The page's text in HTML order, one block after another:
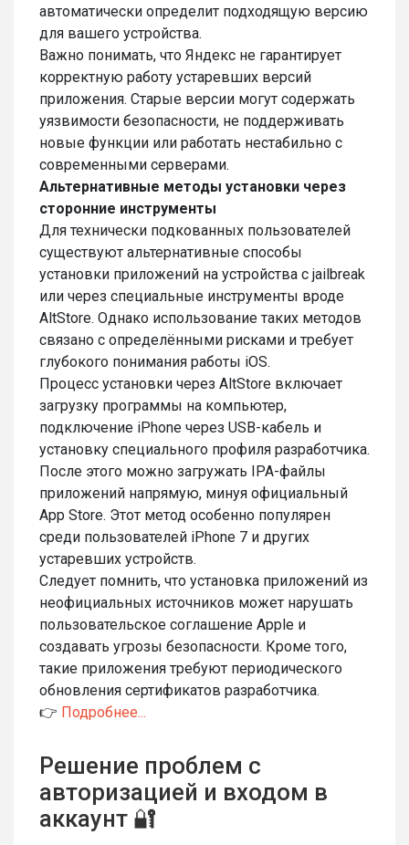
автоматически определит подходящую версию
для вашего устройства.
Важно понимать, что Яндекс не гарантирует
корректную работу устаревших версий
приложения. Старые версии могут содержать
уязвимости безопасности, не поддерживать
новые функции или работать нестабильно с
современными серверами.
Альтернативные методы установки через
сторонние инструменты
Для технически подкованных пользователей
существуют альтернативные способы
установки приложений на устройства с jailbreak
или через специальные инструменты вроде
AltStore. Однако использование таких методов
связано с определёнными рисками и требует
глубокого понимания работы iOS.
Процесс установки через AltStore включает
загрузку программы на компьютер,
подключение iPhone через USB-кабель и
установку специального профиля разработчика.
После этого можно загружать IPA-файлы
приложений напрямую, минуя официальный
App Store. Этот метод особенно популярен
среди пользователей iPhone 7 и других
устаревших устройств.
Следует помнить, что установка приложений из
неофициальных источников может нарушать
пользовательское соглашение Apple и
создавать угрозы безопасности. Кроме того,
такие приложения требуют периодического
обновления сертификатов разработчика.
👉 Подробнее...
Решение проблем с
авторизацией и входом в
аккаунт 🔐